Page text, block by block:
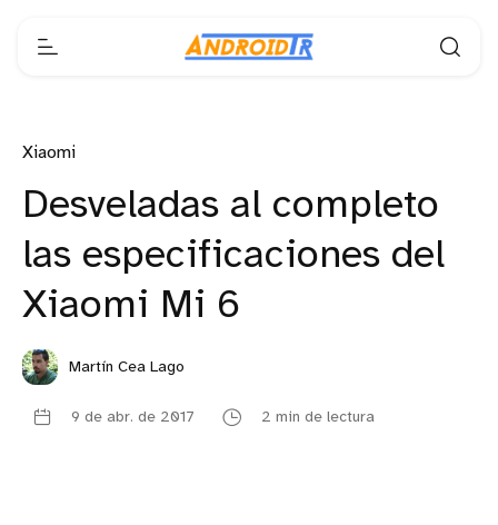
Xiaomi
Desveladas al completo
las especificaciones del
Xiaomi Mi 6
Martín Cea Lago
9 de abr. de 2017 2 min de lectura